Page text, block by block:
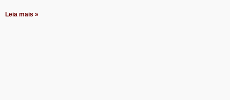
Leia mais »